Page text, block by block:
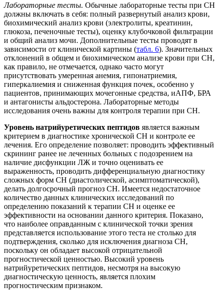
Лабораторные тесты. Обычные лабораторные тесты при СН
должны включать в себя: полный развернутый анализ крови,
биохимический анализ крови (электролиты, креатинин,
глюкоза, печеночные тесты), оценку клубочковой фильтрации
и общий анализ мочи. Дополнительные тесты проводят в
зависимости от клинической картины (табл. 6). Значительных
отклонений в общем и биохимическом анализе крови при СН,
как правило, не отмечается, однако часто могут
присутствовать умеренная анемия, гипонатриемия,
гиперкалиемия и сниженная функция почек, особенно у
пациентов, принимающих мочегонные средства, иАПФ, БРА
и антагонисты альдостерона. Лабораторные методы
исследования очень важны для контроля терапии при СН.
Уровень натрийуретических пептидов является важным
критерием в диагностике хронической СН и контроле ее
лечения. Его определение позволяет: проводить эффективный
скрининг ранее не леченных больных с подозрением на
наличие дисфункции ЛЖ и точно оценивать ее
выраженность, проводить дифференциальную диагностику
сложных форм СН (диастолической, асимптоматической),
делать долгосрочный прогноз СН. Имеется недостаточное
количество данных клинических исследований по
определению показаний к терапии СН и оценке ее
эффективности на основании данного критерия. Показано,
что наиболее оправданным с клинической точки зрения
представляется использование этого теста не столько для
подтверждения, сколько для исключения диагноза СН,
поскольку он обладает высокой отрицательной
прогностической ценностью. Высокий уровень
натрийуретических пептидов, несмотря на высокую
диагностическую ценность, является плохим
прогностическим признаком.